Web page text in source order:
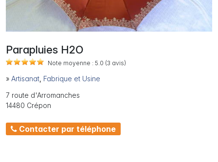
Parapluies H2O
Note moyenne : 5.0 (3 avis)
» Artisanat Fabrique et Usine
7 route d'Arromanches
14480 Crépon
Contacter par téléphone